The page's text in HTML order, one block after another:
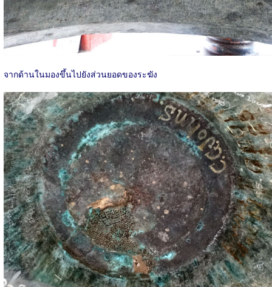
จากด้านในมองขึ้นไปยังส่วนยอดของระฆัง